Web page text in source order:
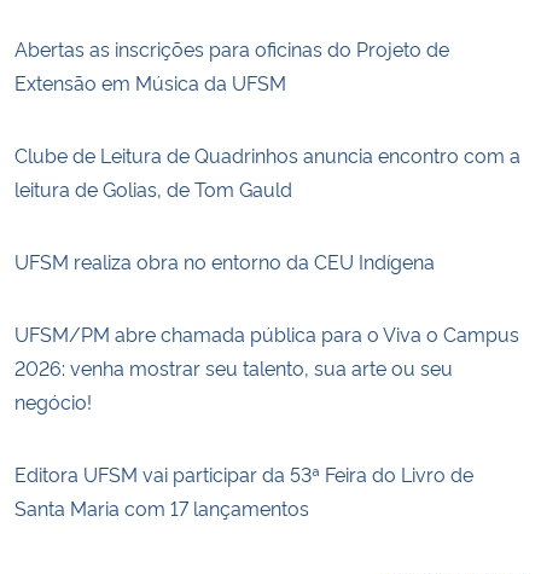
Abertas as inscrições para oficinas do Projeto de
Extensão em Música da UFSM
Clube de Leitura de Quadrinhos anuncia encontro com a
leitura de Golias, de Tom Gauld
UFSM realiza obra no entorno da CEU Indígena
UFSM/PM abre chamada pública para o Viva o Campus
2026: venha mostrar seu talento, sua arte ou seu
negócio!
Editora UFSM vai participar da 53ª Feira do Livro de
Santa Maria com 17 lançamentos